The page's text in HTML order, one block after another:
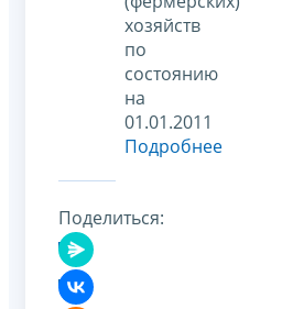
хозяйств
по
состоянию
на
01.01.2011
Подробнее
Поделиться: